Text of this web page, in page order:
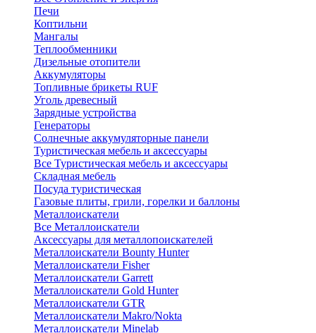
Печи
Коптильни
Мангалы
Теплообменники
Дизельные отопители
Аккумуляторы
Топливные брикеты RUF
Уголь древесный
Зарядные устройства
Генераторы
Солнечные аккумуляторные панели
Туристическая мебель и аксессуары
Все Туристическая мебель и аксессуары
Складная мебель
Посуда туристическая
Газовые плиты, грили, горелки и баллоны
Металлоискатели
Все Металлоискатели
Аксессуары для металлопоискателей
Металлоискатели Bounty Hunter
Металлоискатели Fisher
Металлоискатели Garrett
Металлоискатели Gold Hunter
Металлоискатели GTR
Металлоискатели Makro/Nokta
Металлоискатели Minelab